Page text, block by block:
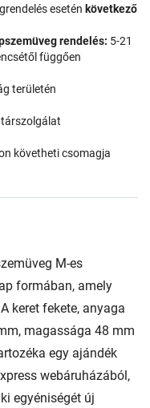
esetén következő
rendelés: 5-21
függően
területén
követheti csomagja
M-es
formában, amely
keret fekete, anyaga
magassága 48 mm
egy ajándék
webáruházából,
egyéniségét új